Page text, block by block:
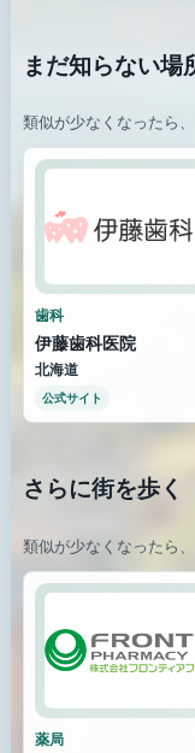
まだ知らない場
類似が少なくなったら
歯科
伊藤歯科医院
北海道
公式サイト
さらに街を歩く
類似が少なくなったら
薬局